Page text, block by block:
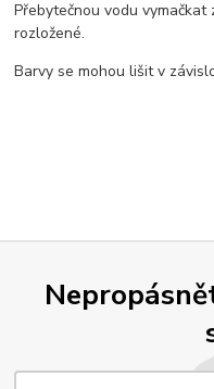
Přebytečnou vodu
rozložené.
Barvy se mohou lišit v